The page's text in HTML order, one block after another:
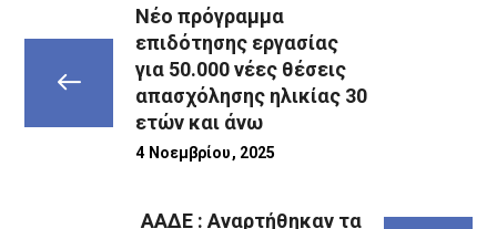
Νέο πρόγραμμα
επιδότησης εργασίας
για 50.000 νέες θέσεις
απασχόλησης ηλικίας 30
ετών και άνω
4 Νοεμβρίου, 2025
ΑΑΔΕ : Αναρτήθηκαν τα